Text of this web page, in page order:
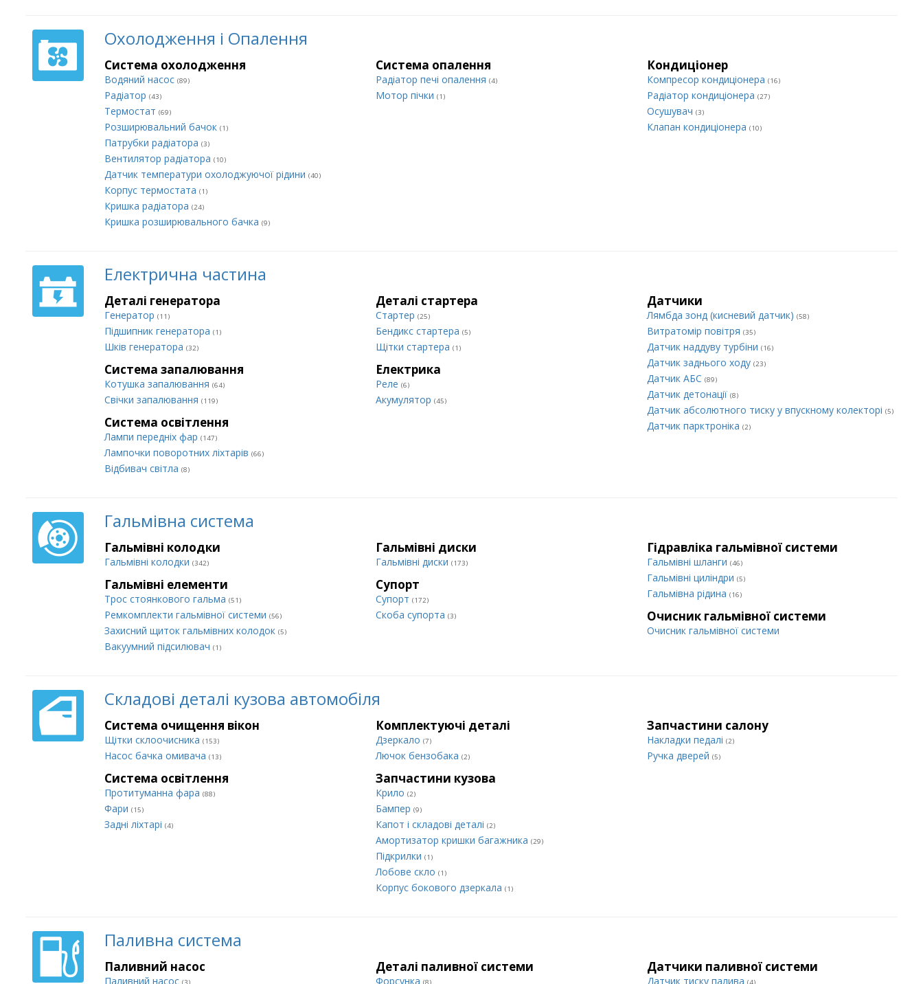
Охолодження і Опалення
Система охолодження
Водяний насос (89)
Радіатор (43)
Термостат (69)
Розширювальний бачок (1)
Патрубки радіатора (3)
Вентилятор радіатора (10)
Датчик температури охолоджуючої рідини (40)
Корпус термостата (1)
Кришка радіатора (24)
Кришка розширювального бачка (9)
Система опалення
Радіатор печі опалення (4)
Мотор пічки (1)
Кондиціонер
Компресор кондиціонера (16)
Радіатор кондиціонера (27)
Осушувач (3)
Клапан кондиціонера (10)
Електрична частина
Деталі генератора
Генератор (11)
Підшипник генератора (1)
Шків генератора (32)
Деталі стартера
Стартер (25)
Бендикс стартера (5)
Щітки стартера (1)
Датчики
Лямбда зонд (кисневий датчик) (58)
Витратомір повітря (35)
Датчик наддуву турбіни (16)
Датчик заднього ходу (23)
Датчик АБС (89)
Датчик детонації (8)
Датчик абсолютного тиску у впускному колекторі (5)
Датчик парктроніка (2)
Система запалювання
Котушка запалювання (64)
Свічки запалювання (119)
Електрика
Реле (6)
Акумулятор (45)
Система освітлення
Лампи передніх фар (147)
Лампочки поворотних ліхтарів (66)
Відбивач світла (8)
Гальмівна система
Гальмівні колодки
Гальмівні колодки (342)
Гальмівні диски
Гальмівні диски (173)
Гідравліка гальмівної системи
Гальмівні шланги (46)
Гальмівні циліндри (5)
Гальмівна рідина (16)
Гальмівні елементи
Трос стоянкового гальма (51)
Ремкомплекти гальмівної системи (56)
Захисний щиток гальмівних колодок (5)
Вакуумний підсилювач (1)
Супорт
Супорт (172)
Cкоба супорта (3) Очисник гальмівної системи
Очисник гальмівної системи
Складові деталі кузова автомобіля
Система очищення вікон
Щітки склоочисника (153)
Насос бачка омивача (13)
Комплектуючі деталі
Дзеркало (7)
Лючок бензобака (2)
Запчастини салону
Накладки педалі (2)
Ручка дверей (5)
Система освітлення
Протитуманна фара (88)
Фари (15)
Задні ліхтарі (4)
Запчастини кузова
Крило (2)
Бампер (9)
Капот і складові деталі (2)
Амортизатор кришки багажника (29)
Підкрилки (1)
Лобове скло (1)
Корпус бокового дзеркала (1)
Паливна система
Паливний насос
Паливний насос
Деталі паливної системи
Форсунка
Датчики паливної системи
Датчик тиску палива